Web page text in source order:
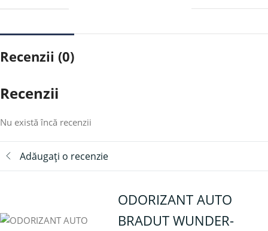
Recenzii (0)
Recenzii
Nu există încă recenzii
Adăugați o recenzie
ODORIZANT AUTO
BRADUT WUNDER-